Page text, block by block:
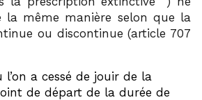
la même manière selon que la
ou discontinue (article 707
a cessé de jouir de la
de départ de la durée de